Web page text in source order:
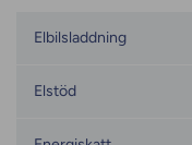
Elbilsladdning
Elstöd